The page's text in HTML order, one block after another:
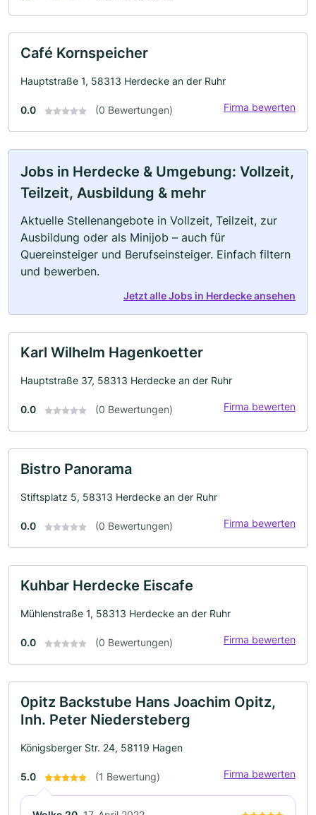
Café Kornspeicher
Hauptstraße 1, 58313 Herdecke an der Ruhr
0.0 (0 Bewertungen) Firma bewerten
Jobs in Herdecke & Umgebung: Vollzeit,
Teilzeit, Ausbildung & mehr
Aktuelle Stellenangebote in Vollzeit, Teilzeit, zur
Ausbildung oder als Minijob – auch für
Quereinsteiger und Berufseinsteiger. Einfach filtern
und bewerben.
Jetzt alle Jobs in Herdecke ansehen
Karl Wilhelm Hagenkoetter
Hauptstraße 37, 58313 Herdecke an der Ruhr
0.0 (0 Bewertungen) Firma bewerten
Bistro Panorama
Stiftsplatz 5, 58313 Herdecke an der Ruhr
0.0 (0 Bewertungen) Firma bewerten
Kuhbar Herdecke Eiscafe
Mühlenstraße 1, 58313 Herdecke an der Ruhr
0.0 (0 Bewertungen) Firma bewerten
0pitz Backstube Hans Joachim Opitz,
Inh. Peter Niedersteberg
Königsberger Str. 24, 58119 Hagen
5.0 (1 Bewertung) Firma bewerten